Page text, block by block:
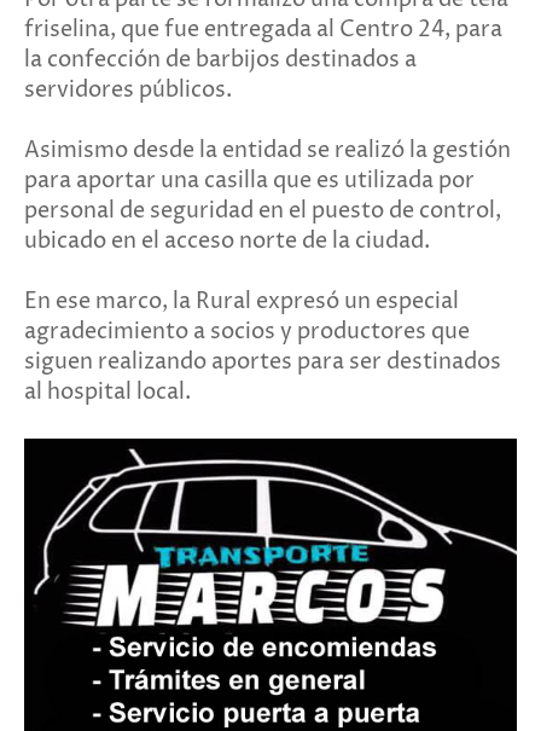
friselina, que fue entregada al Centro 24, para
la confección de barbijos destinados a
servidores públicos.
Asimismo desde la entidad se realizó la gestión
para aportar una casilla que es utilizada por
personal de seguridad en el puesto de control,
ubicado en el acceso norte de la ciudad.
En ese marco, la Rural expresó un especial
agradecimiento a socios y productores que
siguen realizando aportes para ser destinados
al hospital local.